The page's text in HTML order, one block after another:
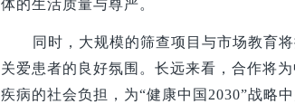
体的生活质量与尊严。
同时，大规模的筛查项目与市场教育
关爱患者的良好氛围。长远来看，合作将
疾病的社会负担，为“健康中国2030”战略